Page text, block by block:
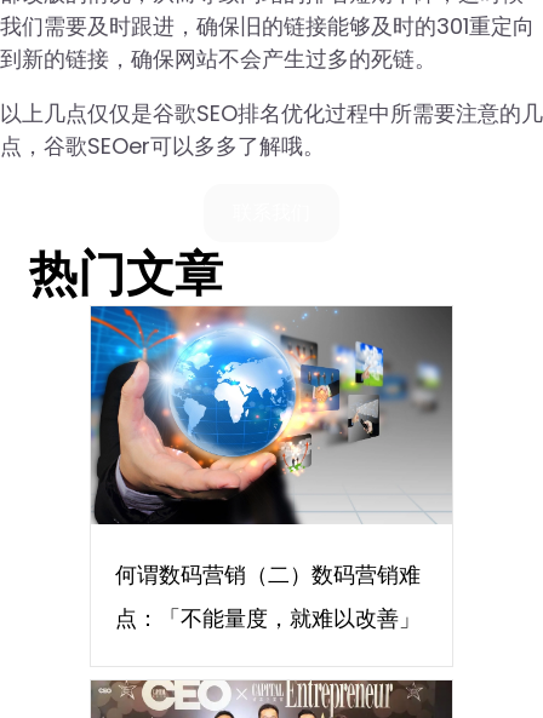
我们需要及时跟进，确保旧的链接能够及时的301重定向
到新的链接，确保网站不会产生过多的死链。
以上几点仅仅是谷歌SEO排名优化过程中所需要注意的几
点，谷歌SEOer可以多多了解哦。
热门文章
何谓数码营销（二）数码营销难
点：「不能量度，就难以改善」